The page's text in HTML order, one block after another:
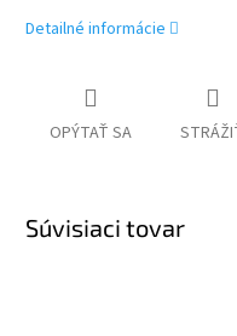
Detailné informácie
OPÝTAŤ SA
Súvisiaci tovar